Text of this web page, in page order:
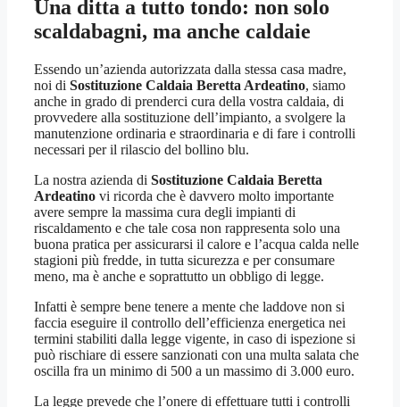
Una ditta a tutto tondo: non solo
scaldabagni, ma anche caldaie
Essendo un’azienda autorizzata dalla stessa casa madre,
noi di Sostituzione Caldaia Beretta Ardeatino, siamo
anche in grado di prenderci cura della vostra caldaia, di
provvedere alla sostituzione dell’impianto, a svolgere la
manutenzione ordinaria e straordinaria e di fare i controlli
necessari per il rilascio del bollino blu.
La nostra azienda di Sostituzione Caldaia Beretta
Ardeatino vi ricorda che è davvero molto importante
avere sempre la massima cura degli impianti di
riscaldamento e che tale cosa non rappresenta solo una
buona pratica per assicurarsi il calore e l’acqua calda nelle
stagioni più fredde, in tutta sicurezza e per consumare
meno, ma è anche e soprattutto un obbligo di legge.
Infatti è sempre bene tenere a mente che laddove non si
faccia eseguire il controllo dell’efficienza energetica nei
termini stabiliti dalla legge vigente, in caso di ispezione si
può rischiare di essere sanzionati con una multa salata che
oscilla fra un minimo di 500 a un massimo di 3.000 euro.
La legge prevede che l’onere di effettuare tutti i controlli